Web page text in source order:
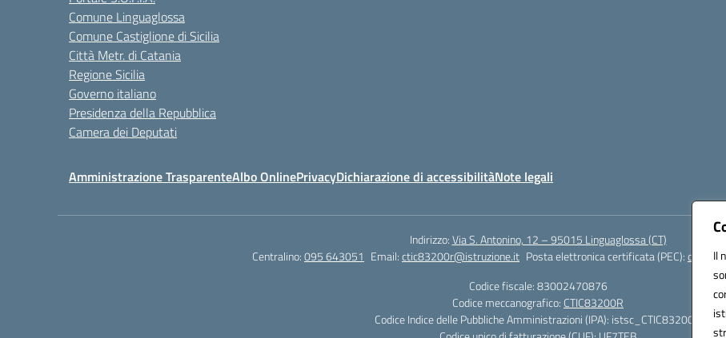
Il
Comune Linguaglossa
Comune Castiglione di Sicilia
Città Metr. di Catania
Regione Sicilia
Governo italiano
Presidenza della Repubblica
Camera dei Deputati
Amministrazione TrasparenteAlbo OnlinePrivacyDichiarazione di accessibilitàNote legali
Indirizzo:Via S. Antonino, 12 – 95015 Linguaglossa (CT)
Centralino:095 643051 Email:ctic83200r@istruzione.it Posta elettronica certificata (PEC):
Codice fiscale: 83002470876
Codice meccanografico: CTIC83200R
Codice Indice delle Pubbliche Amministrazioni (IPA): istsc_CTIC83200R